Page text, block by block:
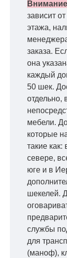
зависит
этажа,
заказа.
она
каждый
50 шек.
отдельно,
мебели.
которые
такие
севере,
юге и в
шекелей.
службы
для
(маноф),